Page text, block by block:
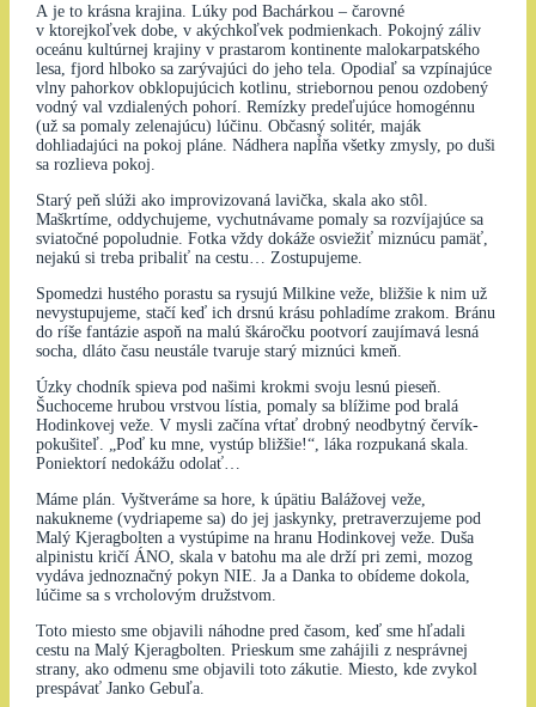
A je to krásna krajina. Lúky pod Bachárkou – čarovné
v ktorejkoľvek dobe, v akýchkoľvek podmienkach. Pokojný záliv
oceánu kultúrnej krajiny v prastarom kontinente malokarpatského
lesa, fjord hlboko sa zarývajúci do jeho tela. Opodiaľ sa vzpínajúce
vlny pahorkov obklopujúcich kotlinu, striebornou penou ozdobený
vodný val vzdialených pohorí. Remízky predeľujúce homogénnu
(už sa pomaly zelenajúcu) lúčinu. Občasný solitér, maják
dohliadajúci na pokoj pláne. Nádhera napĺňa všetky zmysly, po duši
sa rozlieva pokoj.
Starý peň slúži ako improvizovaná lavička, skala ako stôl.
Maškrtíme, oddychujeme, vychutnávame pomaly sa rozvíjajúce sa
sviatočné popoludnie. Fotka vždy dokáže osviežiť miznúcu pamäť,
nejakú si treba pribaliť na cestu… Zostupujeme.
Spomedzi hustého porastu sa rysujú Milkine veže, bližšie k nim už
nevystupujeme, stačí keď ich drsnú krásu pohladíme zrakom. Bránu
do ríše fantázie aspoň na malú škáročku pootvorí zaujímavá lesná
socha, dláto času neustále tvaruje starý miznúci kmeň.
Úzky chodník spieva pod našimi krokmi svoju lesnú pieseň.
Šuchoceme hrubou vrstvou lístia, pomaly sa blížime pod bralá
Hodinkovej veže. V mysli začína vŕtať drobný neodbytný červík-
pokušiteľ. „Poď ku mne, vystúp bližšie!“, láka rozpukaná skala.
Poniektorí nedokážu odolať…
Máme plán. Vyštveráme sa hore, k úpätiu Balážovej veže,
nakukneme (vydriapeme sa) do jej jaskynky, pretraverzujeme pod
Malý Kjeragbolten a vystúpime na hranu Hodinkovej veže. Duša
alpinistu kričí ÁNO, skala v batohu ma ale drží pri zemi, mozog
vydáva jednoznačný pokyn NIE. Ja a Danka to obídeme dokola,
lúčime sa s vrcholovým družstvom.
Toto miesto sme objavili náhodne pred časom, keď sme hľadali
cestu na Malý Kjeragbolten. Prieskum sme zahájili z nesprávnej
strany, ako odmenu sme objavili toto zákutie. Miesto, kde zvykol
prespávať Janko Gebuľa.